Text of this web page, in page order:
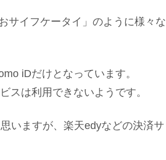
サイフケータイ」のように様々な
iDだけとなっています。
スは利用できないようです。
いますが、楽天edyなどの決済サ